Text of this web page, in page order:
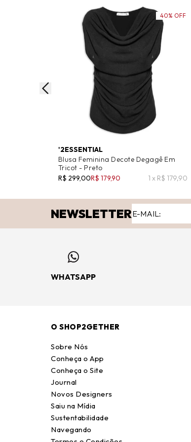
'2ESSENTIAL
Blusa Feminina Decote Degagê Em
Tricot - Preto
R$ 299,00R$ 179,90 1 x R$ 179,90
40% OFF
NEWSLETTER
WHATSAPP
O SHOP2GETHER
Sobre Nós
Conheça o App
Conheça o Site
Journal
Novos Designers
Saiu na Mídia
Sustentabilidade
Navegando